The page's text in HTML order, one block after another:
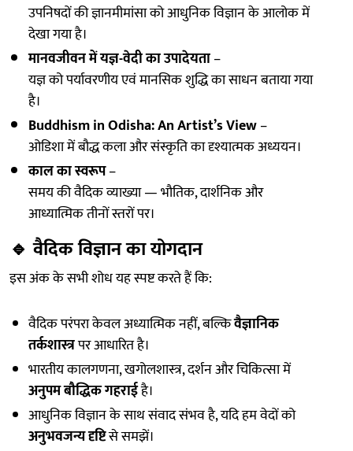
उपनिषदों की ज्ञानमीमांसा को आधुनिक विज्ञान के आलोक में
देखा गया है।
मानवजीवन में यज्ञ-वेदी का उपादेयता–
यज्ञ को पर्यावरणीय एवं मानसिक शुद्धि का साधन बताया गया
है।
Buddhism in Odisha: An Artist’s View–
ओडिशा में बौद्ध कला और संस्कृति का दृश्यात्मक अध्ययन।
काल का स्वरूप–
समय की वैदिक व्याख्या — भौतिक, दार्शनिक और
आध्यात्मिक तीनों स्तरों पर।
🔹वैदिक विज्ञान का योगदान
इस अंक के सभी शोध यह स्पष्ट करते हैं कि:
वैदिक परंपरा केवल अध्यात्मिक नहीं, बल्किवैज्ञानिक
तर्कशास्त्रपर आधारित है।
भारतीय कालगणना, खगोलशास्त्र, दर्शन और चिकित्सा में
अनुपम बौद्धिक गहराईहै।
आधुनिक विज्ञान के साथ संवाद संभव है, यदि हम वेदों को
अनुभवजन्य दृष्टिसे समझें।